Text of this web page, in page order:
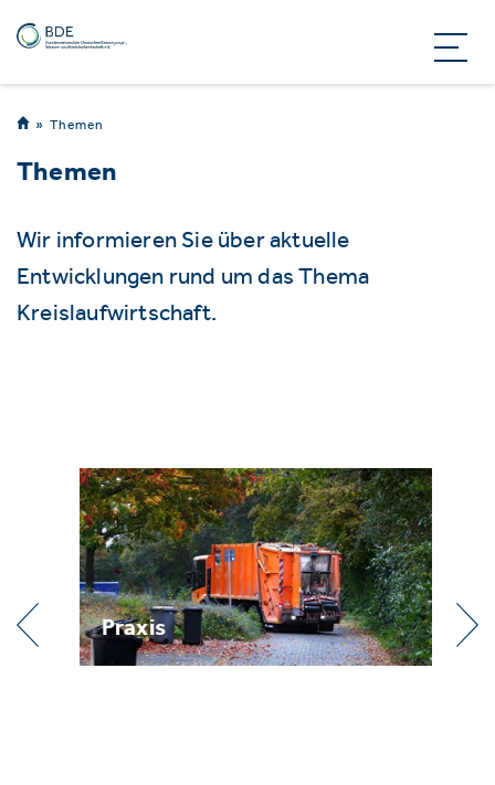
Themen
Themen
Wir informieren Sie über aktuelle
Entwicklungen rund um das Thema
Kreislaufwirtschaft.
Praxis